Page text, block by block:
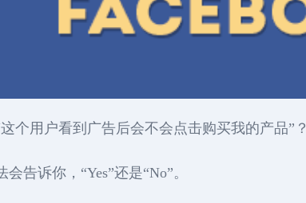
个用户看到广告后会不会点击购买我的产品”？
告诉你，“Yes”还是“No”。